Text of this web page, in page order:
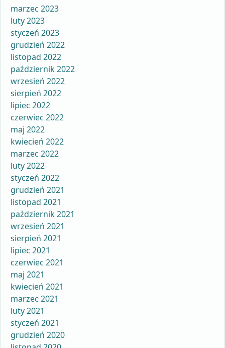
marzec 2023
luty 2023
styczeń 2023
grudzień 2022
listopad 2022
październik 2022
wrzesień 2022
sierpień 2022
lipiec 2022
czerwiec 2022
maj 2022
kwiecień 2022
marzec 2022
luty 2022
styczeń 2022
grudzień 2021
listopad 2021
październik 2021
wrzesień 2021
sierpień 2021
lipiec 2021
czerwiec 2021
maj 2021
kwiecień 2021
marzec 2021
luty 2021
styczeń 2021
grudzień 2020